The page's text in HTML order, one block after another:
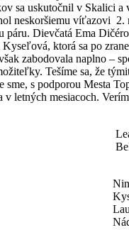
sa uskutočnil v Skalici
neskoršiemu víťazovi
Dievčatá Ema
ktorá sa po
zabodovala naplno –
Tešíme sa, že
sme, s podporou Mesta
letných mesiacoch.